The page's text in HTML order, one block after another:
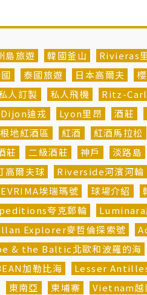
島旅遊 韓國釜山 Rivieras
泰國旅遊 日本高爾夫
人訂製 私人飛機 Ritz-
Dijon迪戎 Lyon里昂 酒莊
地紅酒區 紅酒 紅酒馬拉松
莊 二級酒莊 神戶 淡路島
高爾夫球 Riverside河濱河輪
EVRIMA埃瑞瑪號 球場介紹
夸克郵輪 Luminara
Explorer麥哲倫探索號
& the Baltic北歐和波羅的海
加勒比海 Lesser
東南亞 柬埔寨 Vietnam越